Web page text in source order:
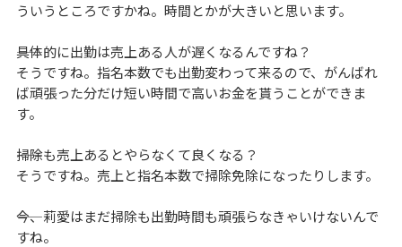
ういうところですかね。時間とかが大きいと思います。
――具体的に出勤は売上ある人が遅くなるんですね？
そうですね。指名本数でも出勤変わって来るので、がんばれ
ば頑張った分だけ短い時間で高いお金を貰うことができま
す。
――掃除も売上あるとやらなくて良くなる？
そうですね。売上と指名本数で掃除免除になったりします。
――今、莉愛はまだ掃除も出勤時間も頑張らなきゃいけないんで
すね。